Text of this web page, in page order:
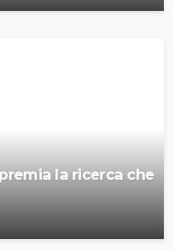
la ricerca che